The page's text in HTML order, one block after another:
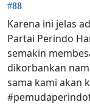
#88
Karena ini jelas
Partai Perindo
semakin
dikorbankan
sama kami akan